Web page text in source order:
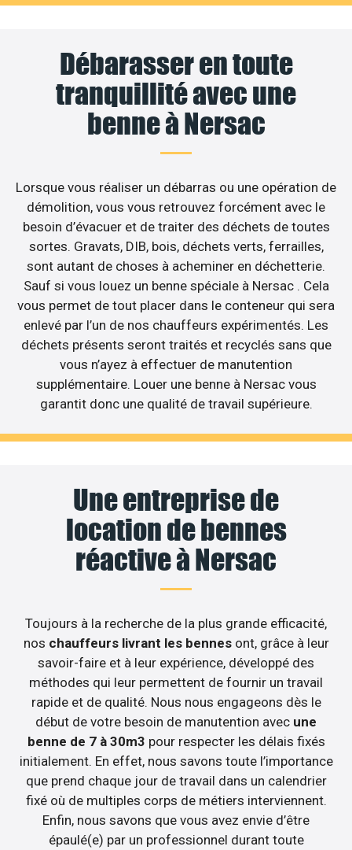
Débarasser en toute
tranquillité avec une
benne à Nersac
Lorsque vous réaliser un débarras ou une opération de
démolition, vous vous retrouvez forcément avec le
besoin d’évacuer et de traiter des déchets de toutes
sortes. Gravats, DIB, bois, déchets verts, ferrailles,
sont autant de choses à acheminer en déchetterie.
Sauf si vous louez un benne spéciale à Nersac . Cela
vous permet de tout placer dans le conteneur qui sera
enlevé par l’un de nos chauffeurs expérimentés. Les
déchets présents seront traités et recyclés sans que
vous n’ayez à effectuer de manutention
supplémentaire. Louer une benne à Nersac vous
garantit donc une qualité de travail supérieure.
Une entreprise de
location de bennes
réactive à Nersac
Toujours à la recherche de la plus grande efficacité,
nos chauffeurs livrant les bennesont, grâce à leur
savoir-faire et à leur expérience, développé des
méthodes qui leur permettent de fournir un travail
rapide et de qualité. Nous nous engageons dès le
début de votre besoin de manutention avec une
benne de 7 à 30m3 pour respecter les délais fixés
initialement. En effet, nous savons toute l’importance
que prend chaque jour de travail dans un calendrier
fixé où de multiples corps de métiers interviennent.
Enfin, nous savons que vous avez envie d’être
épaulé(e) par un professionnel durant toute